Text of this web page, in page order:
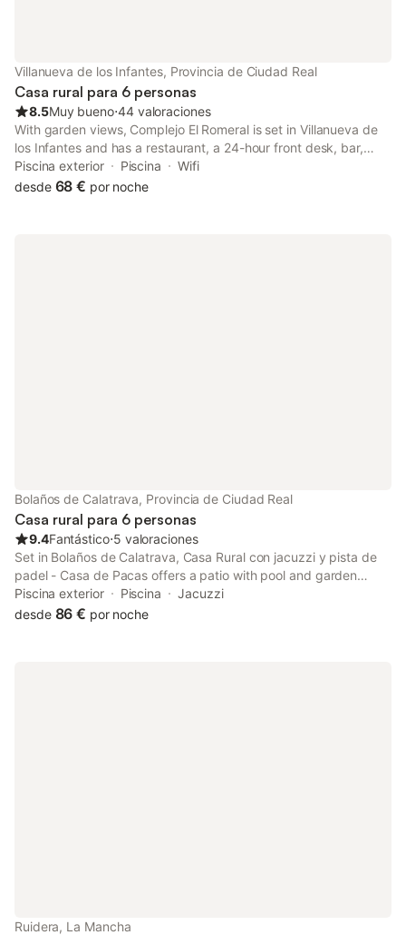
Villanueva de los Infantes, Provincia de Ciudad Real
Casa rural para 6 personas
8.5Muy bueno⋅44 valoraciones
With garden views, Complejo El Romeral is set in Villanueva de
los Infantes and has a restaurant, a 24-hour front desk, bar,
garden, outdoor pool and picnic area. This property offers
access to a terrace and free private parking.
Piscina exterior Piscina
Wifi
desde 68 € por noche
Bolaños de Calatrava, Provincia de Ciudad Real
Casa rural para 6 personas
9.4Fantástico⋅5 valoraciones
Set in Bolaños de Calatrava, Casa Rural con jacuzzi y pista de
padel - Casa de Pacas offers a patio with pool and garden
views, as well as a seasonal outdoor pool, solarium and open-air
bath.
Piscina exterior Piscina
Jacuzzi
desde 86 € por noche
Ruidera, La Mancha